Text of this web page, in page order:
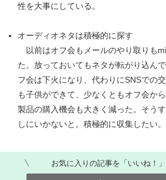
性を大事にしている。
オーディオネタは積極的に探す
以前はオフ会もメールのやり取りも
た。放っておいてもネタが転がり込ん
フ会は下火になり、代わりにSNSでの
も子供ができて、少なくともオフ会か
製品の購入機会も大きく減った。そう
しにいかないと。積極的に収集したい。
お気に入りの記事を「いいね！